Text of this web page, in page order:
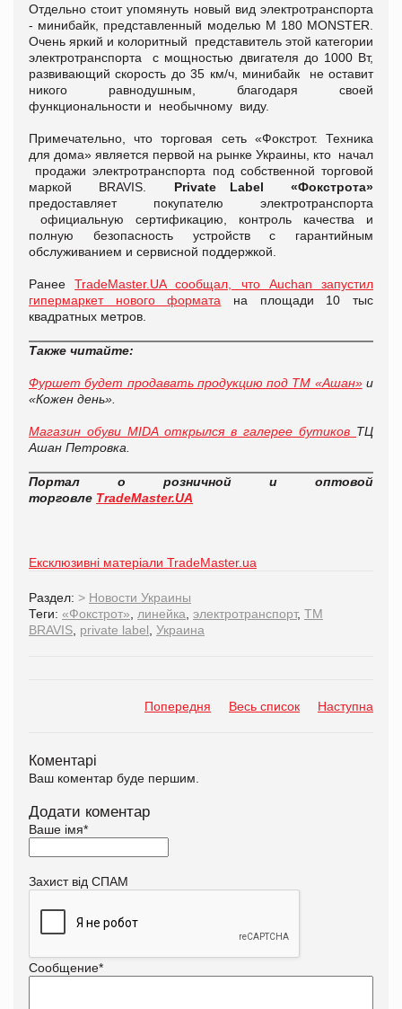
Отдельно стоит упомянуть новый вид электротранспорта
- минибайк, представленный моделью М 180 MONSTER.
Очень яркий и колоритный представитель этой категории
электротранспорта с мощностью двигателя до 1000 Вт,
развивающий скорость до 35 км/ч, минибайк не оставит
никого равнодушным, благодаря своей
функциональности и необычному виду.
Примечательно, что торговая сеть «Фокстрот. Техника
для дома» является первой на рынке Украины, кто начал
продажи электротранспорта под собственной торговой
маркой BRAVIS. Private Label
«Фокстрота»
предоставляет покупателю электротранспорта
официальную сертификацию, контроль качества и
полную безопасность устройств с гарантийным
обслуживанием и сервисной поддержкой.
РанееTradeMaster.UA сообщал, что Auchan запустил
гипермаркет нового формата на площади 10 тыс
квадратных метров.
Также читайте:
Фуршет будет продавать продукцию под ТМ «Ашан» и
«Кожен день».
Магазин обуви MIDA открылся в галерее бутиков ТЦ
Ашан Петровка.
Портал о розничной и оптовой
торговле TradeMaster.UA
Ексклюзивні матеріали TradeMaster.ua
Раздел: > Новости Украины
Теги: «Фокстрот» линейка электротранспорт, TM
BRAVIS private label Украина
Попередня Весь список Наступна
Коментарі
Ваш коментар буде першим.
Додати коментар
Ваше імя*
Захист від СПАМ
Сообщение*